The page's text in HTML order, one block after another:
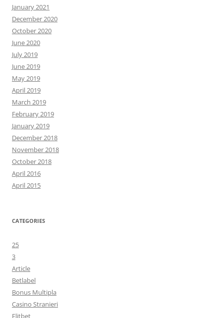
January 2021
December 2020
October 2020
June 2020
July 2019
June 2019
May 2019
April 2019
March 2019
February 2019
January 2019
December 2018
November 2018
October 2018
April 2016
April 2015
CATEGORIES
25
3
Article
Betlabel
Bonus Multipla
Casino Stranieri
Elitbet